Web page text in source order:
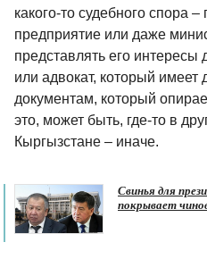
какого-то судебного спора –
предприятие или даже
представлять его
или адвокат, который имеет
документам, который
это, может быть, где-то в
Кыргызстане – иначе.
Свинья для
покрывает